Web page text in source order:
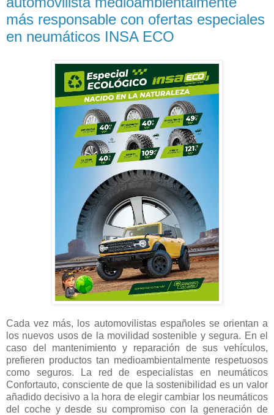
más responsable con ofertas especiales
en neumáticos INSA ECO
Cada vez más, los automovilistas españoles se orientan a
los nuevos usos de la movilidad sostenible y segura. En el
caso del mantenimiento y reparación de sus vehículos,
prefieren productos tan medioambientalmente respetuosos
como seguros. La red de especialistas en neumáticos
Confortauto, consciente de que la sostenibilidad es un valor
añadido decisivo a la hora de elegir cambiar los neumáticos
del coche y desde su compromiso con la generación de